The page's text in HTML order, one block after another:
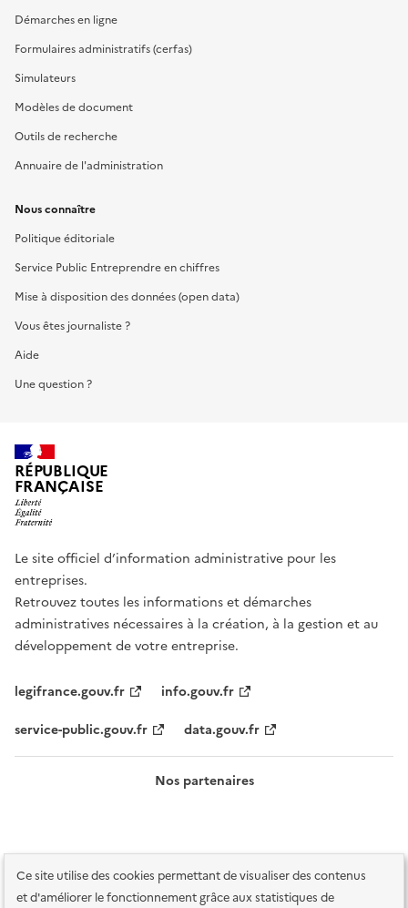
Ce site utilise des cookies permettant de visualiser des contenus
et d'améliorer le fonctionnement grâce aux statistiques de
Démarches en ligne
Formulaires administratifs (cerfas)
Simulateurs
Modèles de document
Outils de recherche
Annuaire de l'administration
Nous connaître
Politique éditoriale
Service Public Entreprendre en chiffres
Mise à disposition des données (open data)
Vous êtes journaliste ?
Aide
Une question ?
RÉPUBLIQUE
FRANÇAISE
Le site officiel d’information administrative pour les
entreprises.
Retrouvez toutes les informations et démarches
administratives nécessaires à la création, à la gestion et au
développement de votre entreprise.
legifrance.gouv.fr
info.gouv.fr
service-public.gouv.fr
data.gouv.fr
Nos partenaires